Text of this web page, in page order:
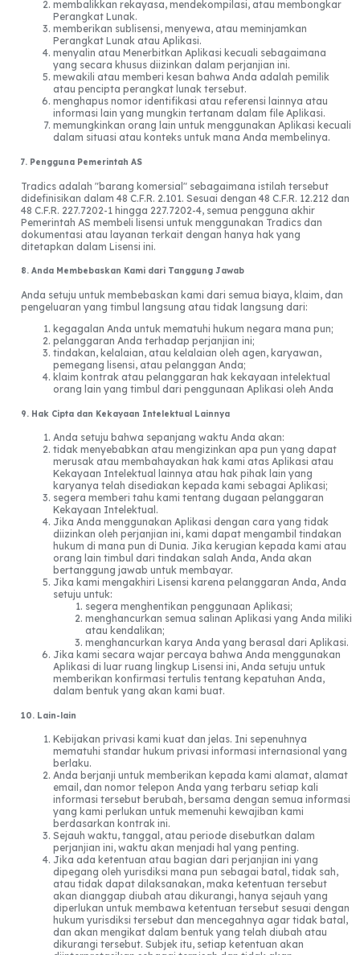
membalikkan rekayasa, mendekompilasi, atau membongkar
Perangkat Lunak.
memberikan sublisensi, menyewa, atau meminjamkan
Perangkat Lunak atau Aplikasi.
menyalin atau Menerbitkan Aplikasi kecuali sebagaimana
yang secara khusus diizinkan dalam perjanjian ini.
mewakili atau memberi kesan bahwa Anda adalah pemilik
atau pencipta perangkat lunak tersebut.
menghapus nomor identifikasi atau referensi lainnya atau
informasi lain yang mungkin tertanam dalam file Aplikasi.
memungkinkan orang lain untuk menggunakan Aplikasi kecuali
dalam situasi atau konteks untuk mana Anda membelinya.
7. Pengguna Pemerintah AS
Tradics adalah "barang komersial" sebagaimana istilah tersebut
didefinisikan dalam 48 C.F.R. 2.101. Sesuai dengan 48 C.F.R. 12.212 dan
48 C.F.R. 227.7202-1 hingga 227.7202-4, semua pengguna akhir
Pemerintah AS membeli lisensi untuk menggunakan Tradics dan
dokumentasi atau layanan terkait dengan hanya hak yang
ditetapkan dalam Lisensi ini.
8. Anda Membebaskan Kami dari Tanggung Jawab
Anda setuju untuk membebaskan kami dari semua biaya, klaim, dan
pengeluaran yang timbul langsung atau tidak langsung dari:
kegagalan Anda untuk mematuhi hukum negara mana pun;
pelanggaran Anda terhadap perjanjian ini;
tindakan, kelalaian, atau kelalaian oleh agen, karyawan,
pemegang lisensi, atau pelanggan Anda;
klaim kontrak atau pelanggaran hak kekayaan intelektual
orang lain yang timbul dari penggunaan Aplikasi oleh Anda
9. Hak Cipta dan Kekayaan Intelektual Lainnya
Anda setuju bahwa sepanjang waktu Anda akan:
tidak menyebabkan atau mengizinkan apa pun yang dapat
merusak atau membahayakan hak kami atas Aplikasi atau
Kekayaan Intelektual lainnya atau hak pihak lain yang
karyanya telah disediakan kepada kami sebagai Aplikasi;
segera memberi tahu kami tentang dugaan pelanggaran
Kekayaan Intelektual.
Jika Anda menggunakan Aplikasi dengan cara yang tidak
diizinkan oleh perjanjian ini, kami dapat mengambil tindakan
hukum di mana pun di Dunia. Jika kerugian kepada kami atau
orang lain timbul dari tindakan salah Anda, Anda akan
bertanggung jawab untuk membayar.
Jika kami mengakhiri Lisensi karena pelanggaran Anda, Anda
setuju untuk:
segera menghentikan penggunaan Aplikasi;
menghancurkan semua salinan Aplikasi yang Anda miliki
atau kendalikan;
menghancurkan karya Anda yang berasal dari Aplikasi.
Jika kami secara wajar percaya bahwa Anda menggunakan
Aplikasi di luar ruang lingkup Lisensi ini, Anda setuju untuk
memberikan konfirmasi tertulis tentang kepatuhan Anda,
dalam bentuk yang akan kami buat.
10. Lain-lain
Kebijakan privasi kami kuat dan jelas. Ini sepenuhnya
mematuhi standar hukum privasi informasi internasional yang
berlaku.
Anda berjanji untuk memberikan kepada kami alamat, alamat
email, dan nomor telepon Anda yang terbaru setiap kali
informasi tersebut berubah, bersama dengan semua informasi
yang kami perlukan untuk memenuhi kewajiban kami
berdasarkan kontrak ini.
Sejauh waktu, tanggal, atau periode disebutkan dalam
perjanjian ini, waktu akan menjadi hal yang penting.
Jika ada ketentuan atau bagian dari perjanjian ini yang
dipegang oleh yurisdiksi mana pun sebagai batal, tidak sah,
atau tidak dapat dilaksanakan, maka ketentuan tersebut
akan dianggap diubah atau dikurangi, hanya sejauh yang
diperlukan untuk membawa ketentuan tersebut sesuai dengan
hukum yurisdiksi tersebut dan mencegahnya agar tidak batal,
dan akan mengikat dalam bentuk yang telah diubah atau
dikurangi tersebut. Subjek itu, setiap ketentuan akan